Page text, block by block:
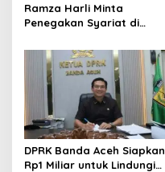
Ramza Harli Minta
Penegakan Syariat di
dan Tanpa Intervensi
DPRK Banda Aceh Siapkan
Rp1 Miliar untuk Lindungi